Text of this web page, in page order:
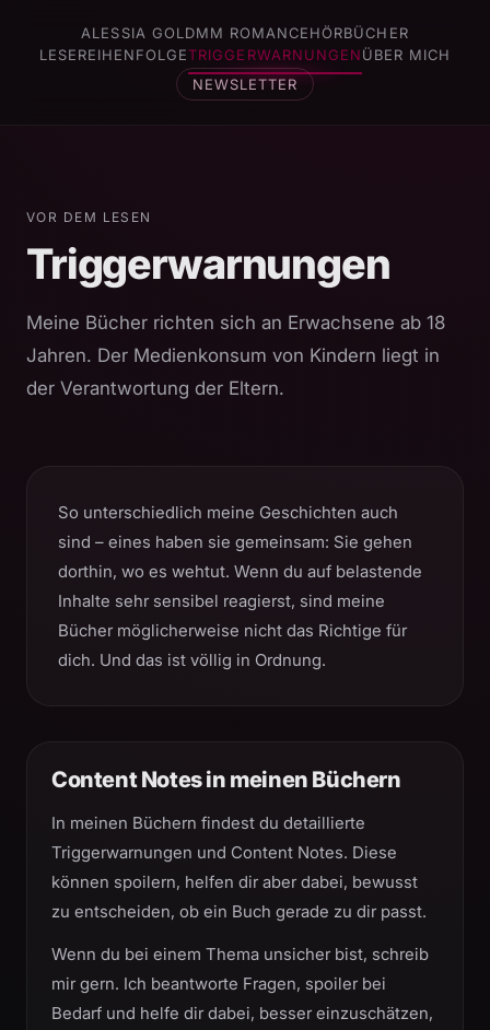
ALESSIA GOLDMM ROMANCEHÖRBÜCHER
LESEREIHENFOLGETRIGGERWARNUNGENÜBER MICH
NEWSLETTER
VOR DEM LESEN
Triggerwarnungen
Meine Bücher richten sich an Erwachsene ab 18
Jahren. Der Medienkonsum von Kindern liegt in
der Verantwortung der Eltern.
So unterschiedlich meine Geschichten auch
sind – eines haben sie gemeinsam: Sie gehen
dorthin, wo es wehtut. Wenn du auf belastende
Inhalte sehr sensibel reagierst, sind meine
Bücher möglicherweise nicht das Richtige für
dich. Und das ist völlig in Ordnung.
Content Notes in meinen Büchern
In meinen Büchern findest du detaillierte
Triggerwarnungen und Content Notes. Diese
können spoilern, helfen dir aber dabei, bewusst
zu entscheiden, ob ein Buch gerade zu dir passt.
Wenn du bei einem Thema unsicher bist, schreib
mir gern. Ich beantworte Fragen, spoiler bei
Bedarf und helfe dir dabei, besser einzuschätzen,